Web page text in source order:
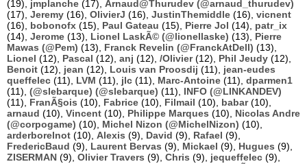
(19), jmplanche (17), Arnaud@Thurudev (@arnaud_thurudev)
(17), Jeremy (16), OlivierJ (16), JustinThemiddle (16), vicnent
(16), bobonofx (15), Paul Gateau (15), Pierre Jol (14), patr_ix
(14), Jerome (13), Lionel LaskÃ© (@lionellaske) (13), Pierre
Mawas (@Pem) (13), Franck Revelin (@FranckAtDell) (13),
Lionel (12), Pascal (12), anj (12), /Olivier(12), Phil Jeudy (12),
Benoit (12), jean (12), Louis van Proosdij (11), jean-eudes
queffelec (11), LVM (11), jlc (11), Marc-Antoine (11), dparmen1
(11), (@slebarque) (@slebarque) (11), INFO (@LINKANDEV)
(11), FranÃ§ois (10), Fabrice (10), Filmail (10), babar(10),
arnaud (10), Vincent (10), Philippe Marques (10), Nicolas Andre
(@corpogame) (10), Michel Nizon (@MichelNizon) (10),
arderborelnot (10), Alexis (9), David (9), Rafael (9),
FredericBaud (9), Laurent Bervas (9), Mickael (9), Hugues (9),
ZISERMAN (9), Olivier Travers (9), Chris (9), jequeffelec (9),